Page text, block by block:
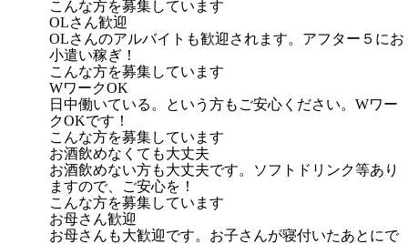
こんな方を募集しています
OLさん歓迎
OLさんのアルバイトも歓迎されます。アフター５にお
小遣い稼ぎ！
こんな方を募集しています
WワークOK
日中働いている。という方もご安心ください。Wワー
クOKです！
こんな方を募集しています
お酒飲めなくても大丈夫
お酒飲めない方も大丈夫です。ソフトドリンク等あり
ますので、ご安心を！
こんな方を募集しています
お母さん歓迎
お母さんも大歓迎です。お子さんが寝付いたあとにで